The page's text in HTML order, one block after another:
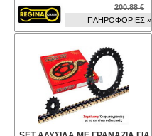
200.88 €
ΠΛΗΡΟΦΟΡΙΕΣ »